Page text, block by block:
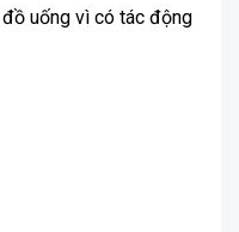
uống vì có tác động